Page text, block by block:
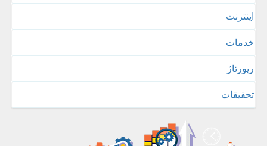
اینترنت
خدمات
رپورتاژ
تحقیقات